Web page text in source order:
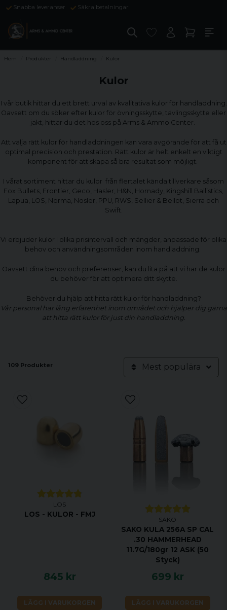
Snabba leveranser Säkra betalningar
Hem Produkter Handladdning Kulor
Kulor
I vår butik hittar du ett brett urval av kvalitativa kulor för handladdning.
Oavsett om du söker efter kulor för övningsskytte, tävlingsskytte eller
jakt, hittar du det hos oss på Arms & Ammo Center.
Att välja rätt kulor för handladdningen kan vara avgörande för att få ut
optimal precision och prestation. Rätt kulor är helt enkelt en viktigt
komponent för att skapa så bra resultat som möjligt.
I vårat sortiment hittar du kulor från flertalet kända tillverkare såsom
Fox Bullets, Frontier, Geco, Hasler, H&N, Hornady, Kingshill Ballistics,
Lapua, LOS, Norma, Nosler, PPU, RWS, Sellier & Bellot, Sierra och
Swift.
Vi erbjuder kulor i olika prisintervall och mängder, anpassade för olika
behov och användningsområden inom handladdning.
Oavsett dina behov och preferenser, kan du lita på att vi har de kulor
du behöver för att optimera ditt skytte.
Behöver du hjälp att hitta rätt kulor för handladdning?
Vår personal har lång erfarenhet inom området och hjälper dig gärna
att hitta rätt kulor för just din handladdning.
109 Produkter Mest populära
LOS
LOS - KULOR - FMJ
845 kr
LÄGG I VARUKORGEN
SAKO
SAKO KULA 256A SP CAL
.30 HAMMERHEAD
11.7G/180gr 12 ASK (50
Styck)
699 kr
LÄGG I VARUKORGEN